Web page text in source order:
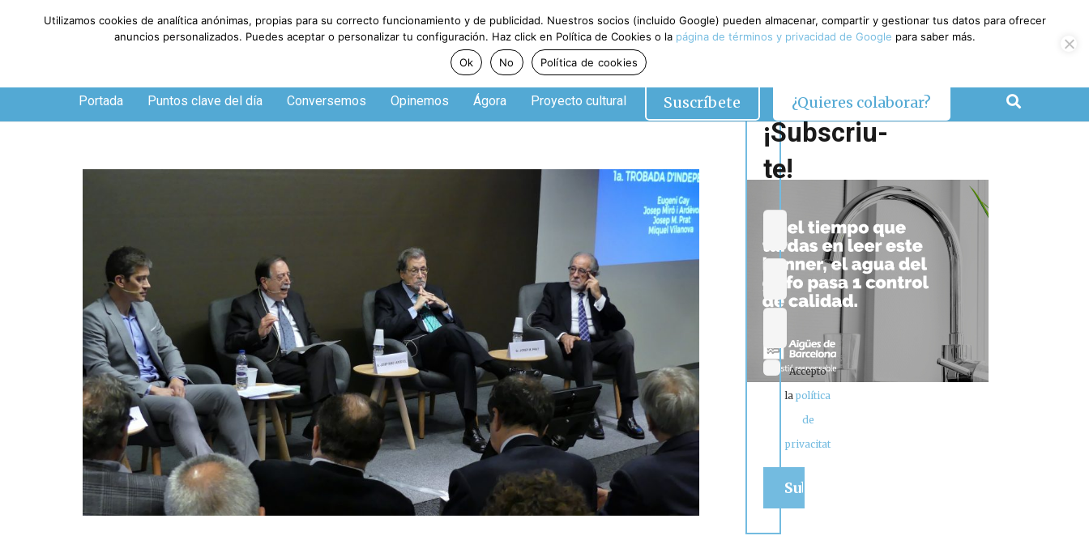
Jueves, 6 de agosto de 2026
Portada Puntos clave del día Conversemos Opinemos Ágora Proyecto cultural Suscríbete ¿Quieres colaborar?
¡Subscriu-
te!
Accepto
lapolítica
de
privacitat
Utilizamos cookies de analítica anónimas, propias para su correcto funcionamiento y de publicidad. Nuestros socios (incluido Google) pueden almacenar, compartir y gestionar tus datos para ofrecer
anuncios personalizados. Puedes aceptar o personalizar tu configuración. Haz click en Política de Cookies o la página de términos y privacidad de Google para saber más.
Ok
No Política de cookies